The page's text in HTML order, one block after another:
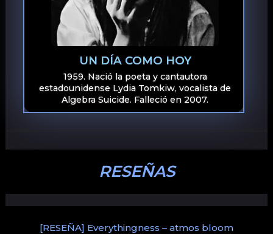
UN DÍA COMO HOY
1959. Nació la poeta y cantautora
estadounidense Lydia Tomkiw, vocalista de
Algebra Suicide. Falleció en 2007.
RESEÑAS
[RESEÑA] Everythingness – atmos bloom